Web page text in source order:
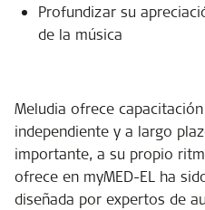
Profundizar su
de la música
Meludia ofrece
independiente y a largo
importante, a su propio
ofrece en myMED-EL ha
diseñada por expertos de